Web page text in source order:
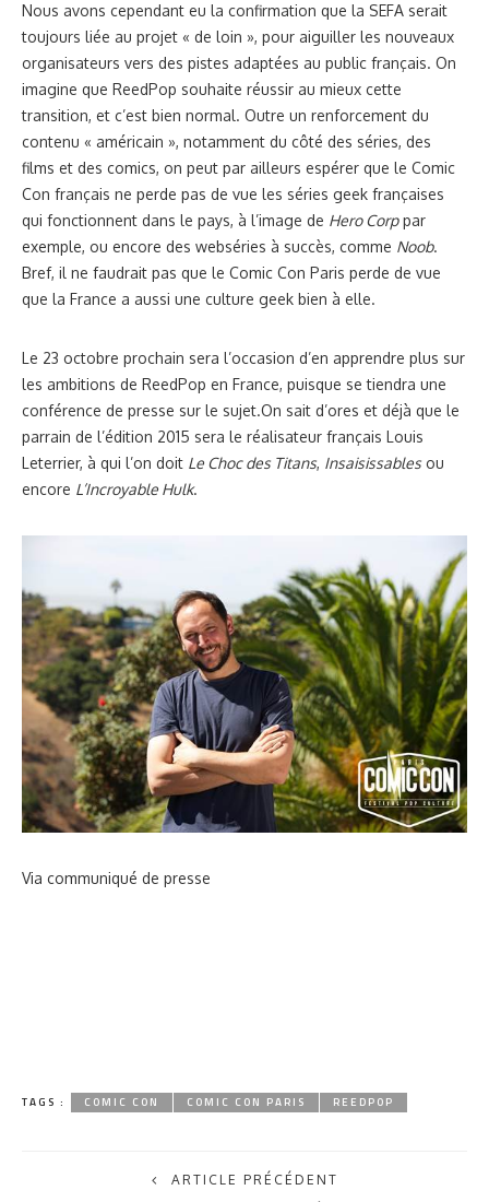
Nous avons cependant eu la confirmation que la SEFA serait
toujours liée au projet « de loin », pour aiguiller les nouveaux
organisateurs vers des pistes adaptées au public français. On
imagine que ReedPop souhaite réussir au mieux cette
transition, et c’est bien normal. Outre un renforcement du
contenu « américain », notamment du côté des séries, des
films et des comics, on peut par ailleurs espérer que le Comic
Con français ne perde pas de vue les séries geek françaises
qui fonctionnent dans le pays, à l’image de Hero Corppar
exemple, ou encore des webséries à succès, comme Noob.
Bref, il ne faudrait pas que le Comic Con Paris perde de vue
que la France a aussi une culture geek bien à elle.
Le 23 octobre prochain sera l’occasion d’en apprendre plus sur
les ambitions de ReedPop en France, puisque se tiendra une
conférence de presse sur le sujet.On sait d’ores et déjà que le
parrain de l’édition 2015 sera le réalisateur français Louis
Leterrier, à qui l’on doit Le Choc des Titans, Insaisissables ou
encore L’Incroyable Hulk.
Via communiqué de presse
TAGS : COMIC CON COMIC CON PARIS REEDPOP
ARTICLE PRÉCÉDENT